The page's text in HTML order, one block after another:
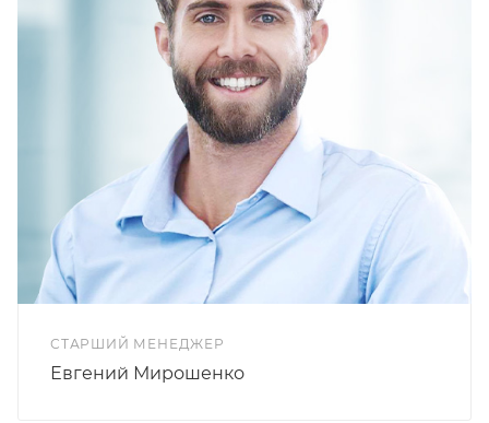
СТАРШИЙ МЕНЕДЖЕР
Евгений Мирошенко